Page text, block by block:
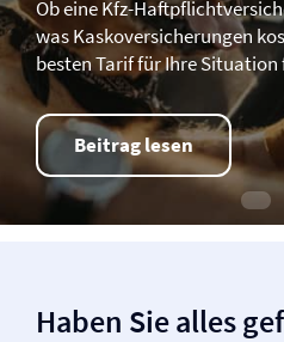
Ob eine Kfz-
was Kasko­­versicherungen
besten Tarif für Ihre
Beitrag lesen
Haben Sie alles